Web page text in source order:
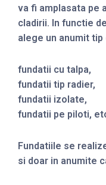
va fi amplasata pe
cladirii. In functie
alege un anumit tip
fundatii cu talpa,
fundatii tip radier,
fundatii izolate,
fundatii pe piloti,
Fundatiile se
si doar in anumite